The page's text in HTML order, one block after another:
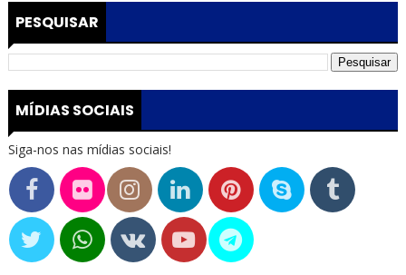
PESQUISAR
MÍDIAS SOCIAIS
Siga-nos nas mídias sociais!